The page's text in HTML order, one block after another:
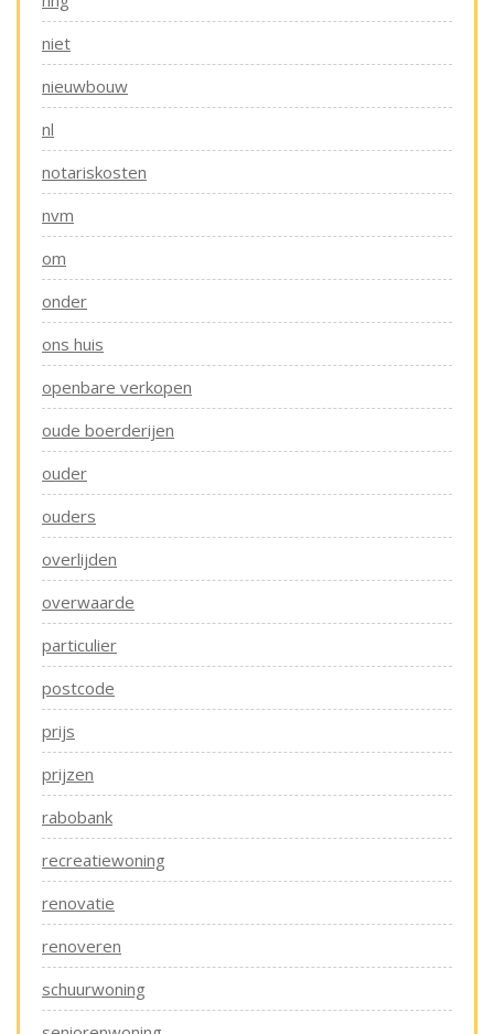
niet
nieuwbouw
nl
notariskosten
nvm
om
onder
ons huis
openbare verkopen
oude boerderijen
ouder
ouders
overlijden
overwaarde
particulier
postcode
prijs
prijzen
rabobank
recreatiewoning
renovatie
renoveren
schuurwoning